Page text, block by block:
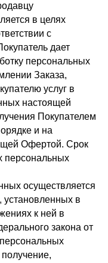
в целях
с
дает
персональных
Заказа,
услуг в
настоящей
Покупателем
и на
Офертой. Срок
персональных
осуществляется
установленных в
к ней в
закона от